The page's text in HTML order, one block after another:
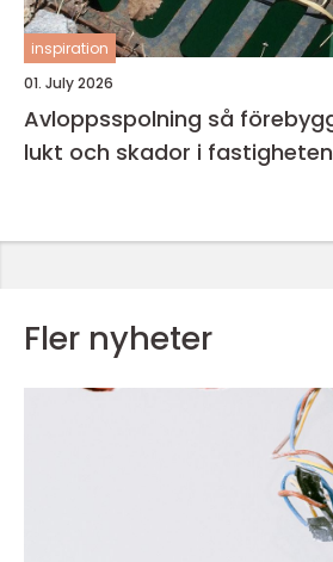
inspiration
01. July 2026
Avloppsspolning så förebygger du stopp,
lukt och skador i fastigheten
Fler nyheter